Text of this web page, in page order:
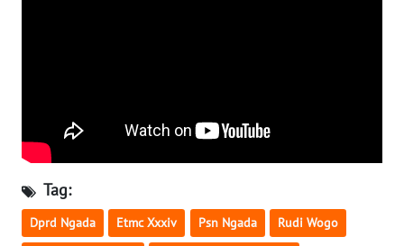
Tag:
Dprd Ngada Etmc Xxxiv Psn Ngada Rudi Wogo
BENGKULU
WN
LAMPUNG